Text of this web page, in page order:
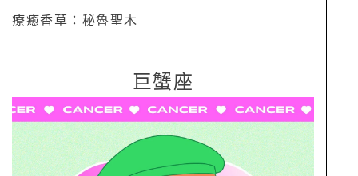
療癒香草：秘魯聖木
巨蟹座